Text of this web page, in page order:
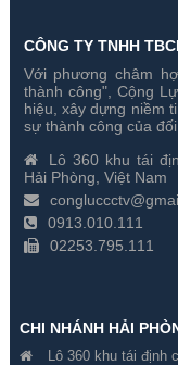
CÔNG TY TNHH
Với phương châm
thành công", Cộng
hiệu, xây dựng niềm
sự thành công của
Lô 360 khu tái
Hải Phòng, Việt Nam
0913.010.111
02253.795.111
CHI NHÁNH HẢI
Lô 360 khu tái định